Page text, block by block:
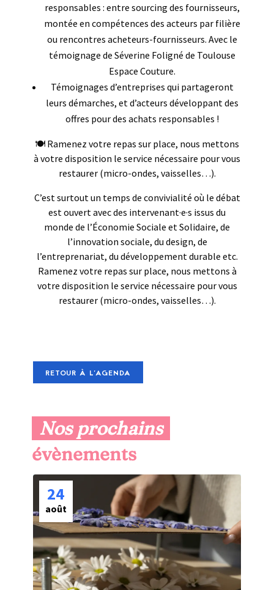
responsables : entre sourcing des fournisseurs,
montée en compétences des acteurs par filière
ou rencontres acheteurs-fournisseurs. Avec le
témoignage de Séverine Foligné de Toulouse
Espace Couture.
Témoignages d’entreprises qui partageront
leurs démarches, et d’acteurs développant des
offres pour des achats responsables !
🍽️ Ramenez votre repas sur place, nous mettons
à votre disposition le service nécessaire pour vous
restaurer (micro-ondes, vaisselles…).
C’est surtout un temps de convivialité où le débat
est ouvert avec des intervenant·e·s issus du
monde de l’Économie Sociale et Solidaire, de
l’innovation sociale, du design, de
l’entreprenariat, du développement durable etc.
Ramenez votre repas sur place, nous mettons à
votre disposition le service nécessaire pour vous
restaurer (micro-ondes, vaisselles…).
RETOUR À L'AGENDA
Nos prochains
évènements
24
août